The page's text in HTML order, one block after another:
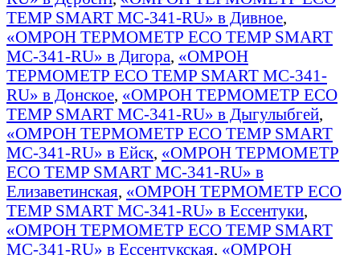
TEMP SMART MC-341-RU» в Дивное,
«ОМРОН ТЕРМОМЕТР ECO TEMP SMART
MC-341-RU» в Дигора, «ОМРОН
ТЕРМОМЕТР ECO TEMP SMART MC-341-
RU» в Донское, «ОМРОН ТЕРМОМЕТР ECO
TEMP SMART MC-341-RU» в Дыгулыбгей,
«ОМРОН ТЕРМОМЕТР ECO TEMP SMART
MC-341-RU» в Ейск, «ОМРОН ТЕРМОМЕТР
ECO TEMP SMART MC-341-RU» в
Елизаветинская, «ОМРОН ТЕРМОМЕТР ECO
TEMP SMART MC-341-RU» в Ессентуки,
«ОМРОН ТЕРМОМЕТР ECO TEMP SMART
MC-341-RU» в Ессентукская, «ОМРОН